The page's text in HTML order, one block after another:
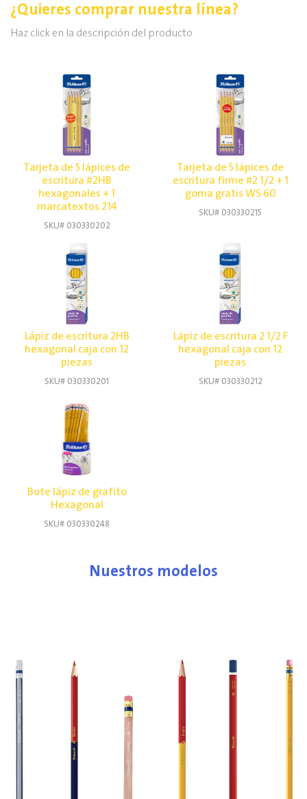
¿Quieres comprar nuestra línea?
Haz click en la descripción del producto
Tarjeta de 5 lápices de
escritura #2HB
hexagonales + 1
marcatextos 214
SKU# 030330202
Tarjeta de 5 lápices de
escritura firme #2 1/2 + 1
goma gratis WS 60
SKU# 030330215
Lápiz de escritura 2HB
hexagonal caja con 12
piezas
SKU# 030330201
Lápiz de escritura 2 1/2 F
hexagonal caja con 12
piezas
SKU# 030330212
Bote lápiz de grafito
Hexagonal
SKU# 030330248
Nuestros modelos